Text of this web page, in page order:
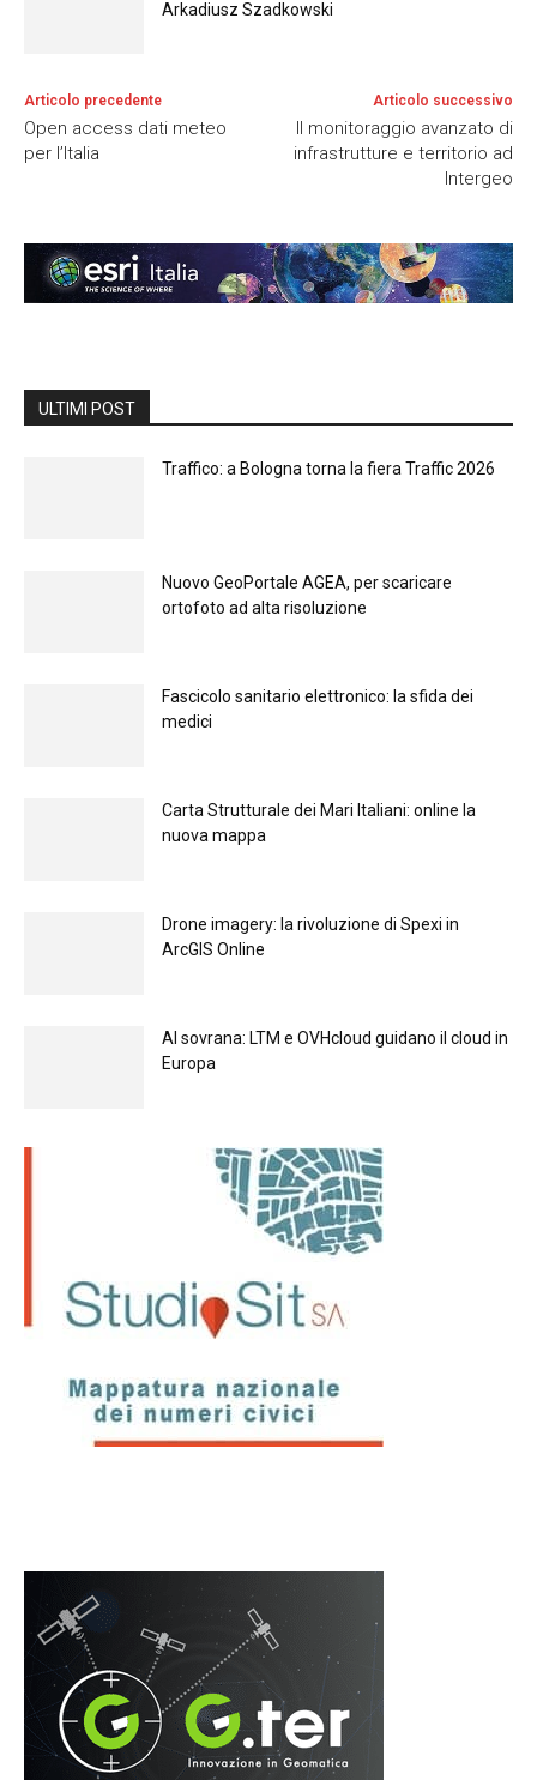
Arkadiusz Szadkowski
Articolo precedente
Open access dati meteo
per l’Italia
Articolo successivo
Il monitoraggio avanzato di
infrastrutture e territorio ad
Intergeo
ULTIMI POST
Traffico: a Bologna torna la fiera Traffic 2026
Nuovo GeoPortale AGEA, per scaricare
ortofoto ad alta risoluzione
Fascicolo sanitario elettronico: la sfida dei
medici
Carta Strutturale dei Mari Italiani: online la
nuova mappa
Drone imagery: la rivoluzione di Spexi in
ArcGIS Online
Al sovrana: LTM е OVHcloud guidano il cloud in
Europа